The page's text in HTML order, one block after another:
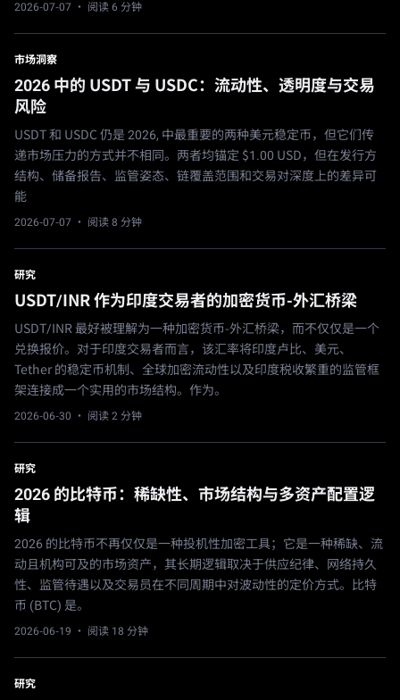
2026-07-07 · 阅读 6 分钟
市场洞察
2026 中的 USDT 与 USDC：流动性、透明度与交易
风险
USDT 和 USDC 仍是 2026, 中最重要的两种美元稳定币，但它们传
递市场压力的方式并不相同。两者均锚定 $1.00 USD，但在发行方
结构、储备报告、监管姿态、链覆盖范围和交易对深度上的差异可
能
2026-07-07 · 阅读 8 分钟
研究
USDT/INR 作为印度交易者的加密货币-外汇桥梁
USDT/INR 最好被理解为一种加密货币-外汇桥梁，而不仅仅是一个
兑换报价。对于印度交易者而言，该汇率将印度卢比、美元、
Tether 的稳定币机制、全球加密流动性以及印度税收繁重的监管框
架连接成一个实用的市场结构。作为。
2026-06-30 · 阅读 2 分钟
研究
2026 的比特币：稀缺性、市场结构与多资产配置逻
辑
2026 的比特币不再仅仅是一种投机性加密工具；它是一种稀缺、流
动且机构可及的市场资产，其长期逻辑取决于供应纪律、网络持久
性、监管待遇以及交易员在不同周期中对波动性的定价方式。比特
币 (BTC) 是。
2026-06-19 · 阅读 18 分钟
研究